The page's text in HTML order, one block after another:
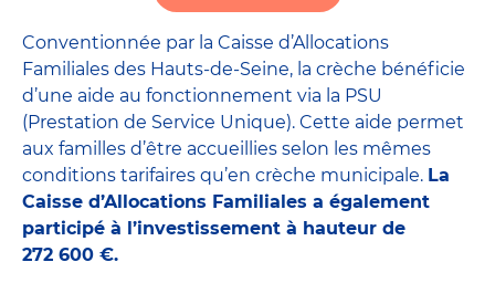
Conventionnée par la Caisse d’Allocations
Familiales des Hauts-de-Seine, la crèche bénéficie
d’une aide au fonctionnement via la PSU
(Prestation de Service Unique). Cette aide permet
aux familles d’être accueillies selon les mêmes
conditions tarifaires qu’en crèche municipale. La
Caisse d’Allocations Familiales a également
participé à l’investissement à hauteur de
272 600 €.